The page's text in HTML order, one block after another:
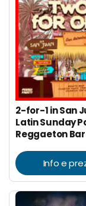
2-for-1 in San
Latin Sunday
Reggaeton
Info e